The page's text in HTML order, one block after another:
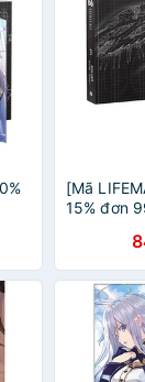
[Mã
15% đơn